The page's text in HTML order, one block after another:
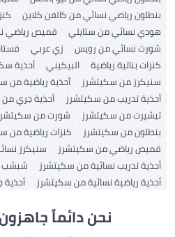
نسائي من كالفن كلاين
كنزة نسائية
من ستايلي
قميص رياضي نسائي من
من رويس
زي عربي فستان أمومة
رياضية
البيكيني أحذية سكيتشرز
سكيتشرز
أحذية رياضية من سكيتشرز
من سكيتشرز
أحذية جري من سكيتشرز
سكيتشرز
شورت من سكيتشرز
سكيتشرز
كنزات رياضية من سكيتشرز
من سكيتشرز
سنيكرز نسائي من
نسائية من سكيتشرز
شبشب نسائي من
نسائية من سكيتشرز
أحذية جري
نحن دائماً جاهزون